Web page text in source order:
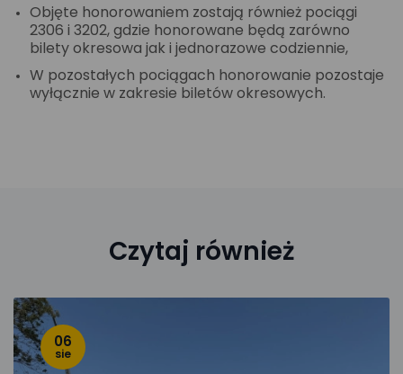
Objęte honorowaniem zostają również pociągi
2306 i 3202, gdzie honorowane będą zarówno
bilety okresowa jak i jednorazowe codziennie,
W pozostałych pociągach honorowanie pozostaje
wyłącznie w zakresie biletów okresowych.
Czytaj również
06
sie